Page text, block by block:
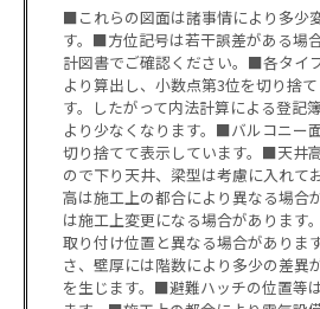
■これらの図面は諸事情により多少
す。■方位記号は若干誤差がある場
計図書でご確認ください。■各タイ
より算出し、小数点第3位を切り捨
す。したがって内法計算による登記
より少なくなります。■バルコニー
切り捨てて表示しています。■天井
ので下り天井、梁型は考慮に入れて
高は施工上の都合により異なる場合
は施工上変更になる場合があります
取り付け位置と異なる場合がありま
さ、壁厚には階数により多少の差異
を生じます。■避難ハッチの位置等